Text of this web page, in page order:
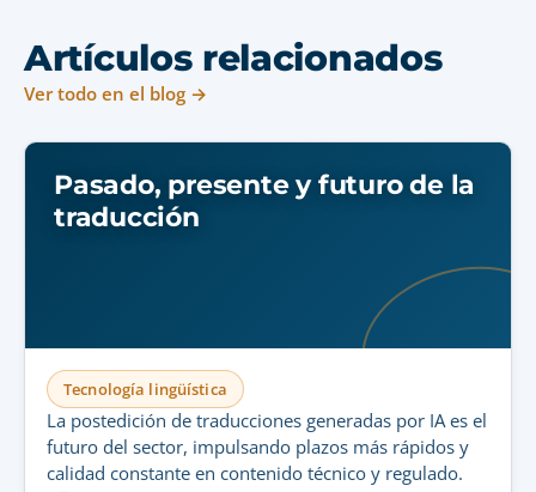
Artículos relacionados
Ver todo en el blog →
Pasado, presente y futuro de la
traducción
Tecnología lingüística
La postedición de traducciones generadas por IA es el
futuro del sector, impulsando plazos más rápidos y
calidad constante en contenido técnico y regulado.